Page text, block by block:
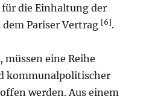
die Einhaltung der
Pariser Vertrag [6].
müssen eine Reihe
kommunalpolitischer
werden. Aus einem